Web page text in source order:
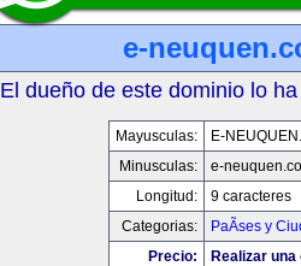
e-
El dueño de este dominio lo
Mayusculas:
E-
Minusculas:
e-
Longitud:
9 caracteres
Categorias:
PaÃ­ses y
Precio:
Realizar